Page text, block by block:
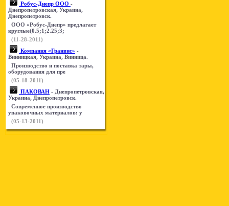
Робус-Днепр ООО -
Днепропетровская, Украина,
Днепропетровск.
ООО «Робус-Днепр» предлагает
круглые(0.5;1;2.25;3;
(11-28-2011)
Компания «Гранвис» -
Винницкая, Украина, Винница.
Производство и поставка тары,
оборудования для пре
(05-18-2011)
ПАКОВАН - Днепропетровская,
Украина, Днепропетровск.
Современное производство
упаковочных материалов: у
(05-13-2011)